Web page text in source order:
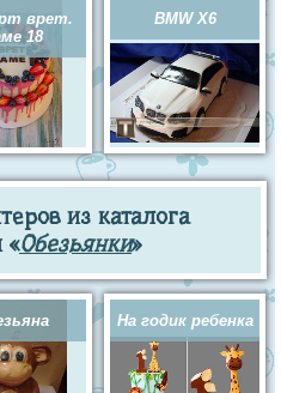
врет.
18
BMW X6
из каталога
«Обезьянки»
На годик ребенка